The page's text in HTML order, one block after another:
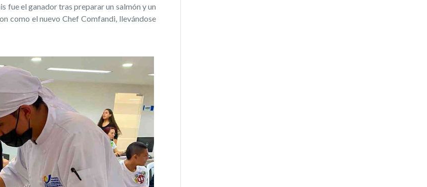
fue el ganador tras preparar un salmón y un
como el nuevo Chef Comfandi, llevándose